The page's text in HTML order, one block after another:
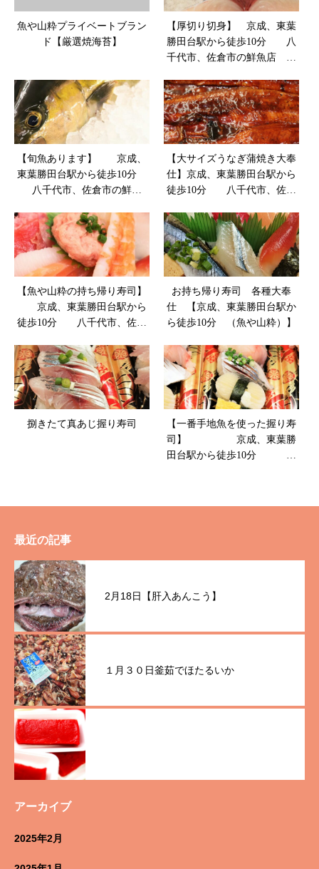
魚や山粋プライベートブラン
ド【厳選焼海苔】
【厚切り切身】 京成、東葉
勝田台駅から徒歩10分 八
千代市、佐倉市の鮮魚店
【旬魚あります】 京成、
東葉勝田台駅から徒歩10分
八千代市、佐倉市の鮮魚
【大サイズうなぎ蒲焼き大奉
仕】京成、東葉勝田台駅から
徒歩10分 八千代市、佐倉
【魚や山粋の持ち帰り寿司】
京成、東葉勝田台駅から
徒歩10分 八千代市、佐倉
お持ち帰り寿司 各種大奉
仕 【京成、東葉勝田台駅か
ら徒歩10分 （魚や山粋）】
捌きたて真あじ握り寿司
【一番手地魚を使った握り寿
司】 京成、東葉勝
田台駅から徒歩10分
最近の記事
2月18日【肝入あんこう】
１月３０日釜茹でほたるいか
アーカイブ
2025年2月